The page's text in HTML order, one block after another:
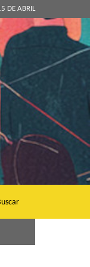
DE ABRIL